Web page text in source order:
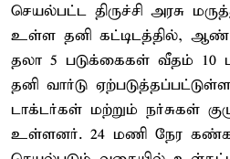
செயல்பட்ட திருச்சி அரசு
உள்ள தனி கட்டிடத்தில், ஆண்
தலா 5 படுக்கைகள் வீதம் 10
தனி வார்டு
டாக்டர்கள் மற்றும் நர்சுகள்
உள்ளனர். 24 மணி நேர